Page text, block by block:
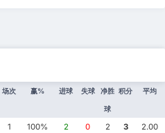
场次 赢% 进球 失球 净胜
球
积分 平均
1 100% 2 0 2 3
2.00